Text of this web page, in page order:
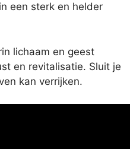
een sterk en helder
lichaam en geest
en revitalisatie. Sluit je
kan verrijken.